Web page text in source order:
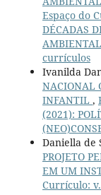
Espaço do
DÉCADAS
currículos
Ivanilda
NACIONAL
INFANTIL ,
(2021):
Daniella de
PROJETO
EM UM
Currículo: v.